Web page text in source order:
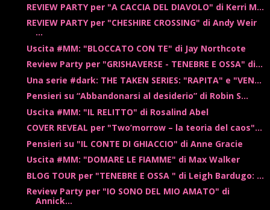
REVIEW PARTY per "A CACCIA DEL DIAVOLO" di Kerri M...
REVIEW PARTY per "CHESHIRE CROSSING" di Andy Weir
...
Uscita #MM: "BLOCCATO CON TE" di Jay Northcote
Review Party per "GRISHAVERSE - TENEBRE E OSSA" di...
Una serie #dark: THE TAKEN SERIES: "RAPITA" e "VEN...
Pensieri su “Abbandonarsi al desiderio” di Robin S...
Uscita #MM: "IL RELITTO" di Rosalind Abel
COVER REVEAL per "Two’morrow – la teoria del caos"...
Pensieri su "IL CONTE DI GHIACCIO" di Anne Gracie
Uscita #MM: "DOMARE LE FIAMME" di Max Walker
BLOG TOUR per "TENEBRE E OSSA " di Leigh Bardugo: ...
Review Party per "IO SONO DEL MIO AMATO" di
Annick...